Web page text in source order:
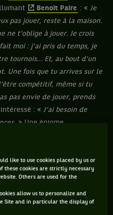
Benoît Paire : « Je
pas jouer, reste à la maison.
ne t'oblige à jouer. Je crois
moi : j'ai pris du temps, je
tournois… Et, au bout d'un
Une fois que tu arrives sur le
compétitif, même si tu
pas envie de jouer, prends
: « J’ai besoin de
» Une énigme
Maroc, Halima Cissé, une
à pas moins de neuf
like to use cookies placed by us or
these cookies are strictly necessary
Others are used for the
allow us to personalize and
Site and in particular the display of